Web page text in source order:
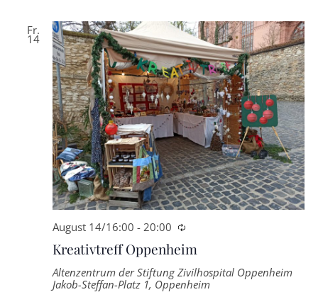
Fr.
14
Kreativtreff Oppenheim
August 14/16:00 - 20:00 Wiederkehrende
Altenzentrum der Stiftung Zivilhospital Oppenheim
Jakob-Steffan-Platz 1, Oppenheim